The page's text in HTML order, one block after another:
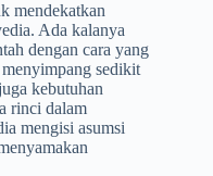
mendekatkan
Ada kalanya
dengan cara yang
sedikit
kebutuhan
rinci dalam
mengisi asumsi